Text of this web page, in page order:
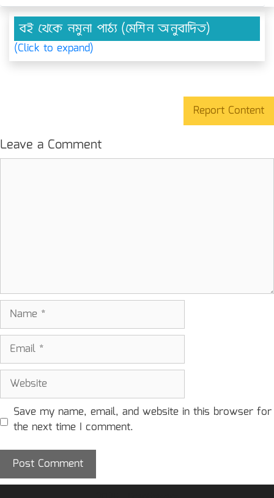
বই থেকে নমুনা পাঠ্য (মেশিন অনুবাদিত)
(Click to expand)
Report Content
Leave a Comment
Name
Email
Website
Save my name, email, and website in this browser for
the next time I comment.